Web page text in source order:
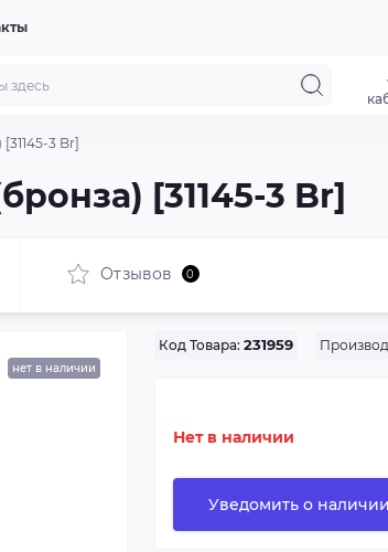
3 Br]
[31145-3 Br]
Отзывов 0
нет в наличии
Код Товара: 231959
Нет в наличии
Уведомить о